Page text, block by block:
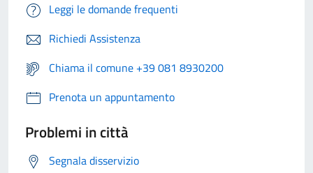
Leggi le domande frequenti
Richiedi Assistenza
Chiama il comune +39 081 8930200
Prenota un appuntamento
Problemi in città
Segnala disservizio